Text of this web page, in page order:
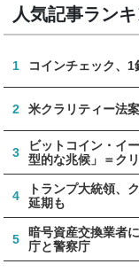
人気記事ラン
1 コインチェック、
2 米クラリティー法
3
ビットコイン・イ
型的な兆候」＝ク
4
トランプ大統領、
延期も
5
暗号資産交換業者
庁と警察庁